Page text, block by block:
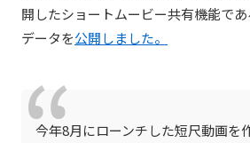
開したショートムービー共有機能で
データを公開しました。
今年8月にローンチした短尺動画を